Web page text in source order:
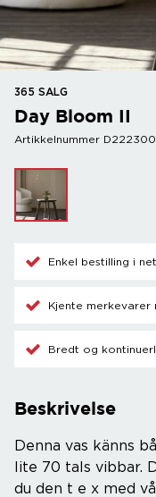
365 SALG
Day Bloom II
Artikkelnummer
Enkel bestilling i
Kjente merkevarer
Bredt og
Beskrivelse
Denna vas känns
lite 70 tals vibbar.
du den t e x med